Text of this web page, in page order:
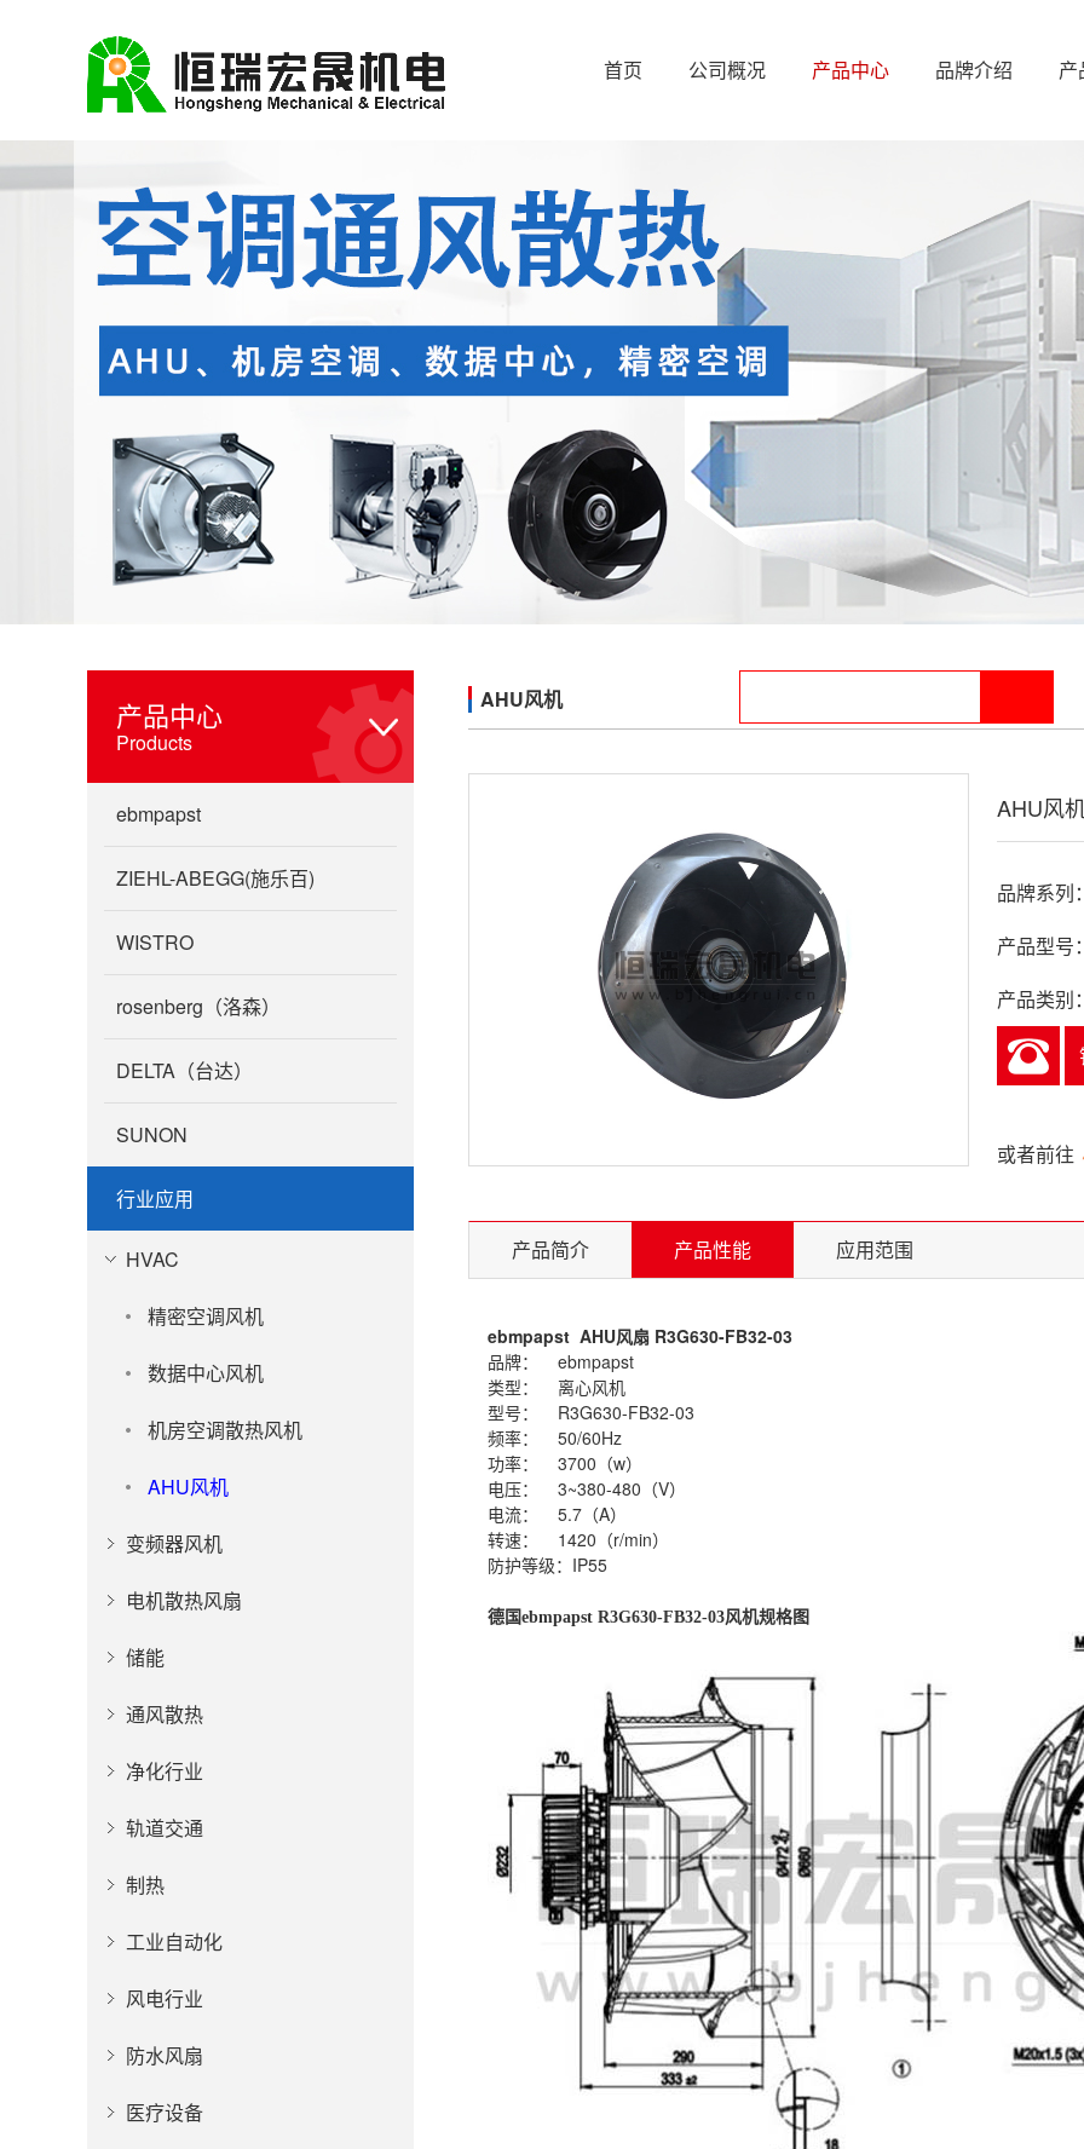
首页 公司概况 产品中心 品牌介绍 产
产品中心
Products
ebmpapst
ZIEHL-ABEGG(施乐百)
WISTRO
rosenberg（洛森）
DELTA（台达）
SUNON
行业应用
HVAC
精密空调风机
数据中心风机
机房空调散热风机
AHU风机
变频器风机
电机散热风扇
储能
通风散热
净化行业
轨道交通
制热
工业自动化
风电行业
防水风扇
医疗设备
AHU风机
AHU风
品牌系列
产品型号
产品类别
或者前往
产品简介 产品性能 应用范围
ebmpapst AHU风扇 R3G630-FB32-03
品牌： ebmpapst
类型： 离心风机
型号： R3G630-FB32-03
频率： 50/60Hz
功率： 3700（w）
电压： 3~380-480（V）
电流： 5.7（A）
转速： 1420（r/min）
防护等级：IP55
德国ebmpapst R3G630-FB32-03风机规格图